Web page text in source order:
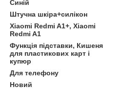
Синій
Штучна шкіра+силікон
Xiaomi Redmi A1+, Xiaomi
Redmi A1
Функція підставки, Кишеня
для пластикових карт і
купюр
Для телефону
Новий